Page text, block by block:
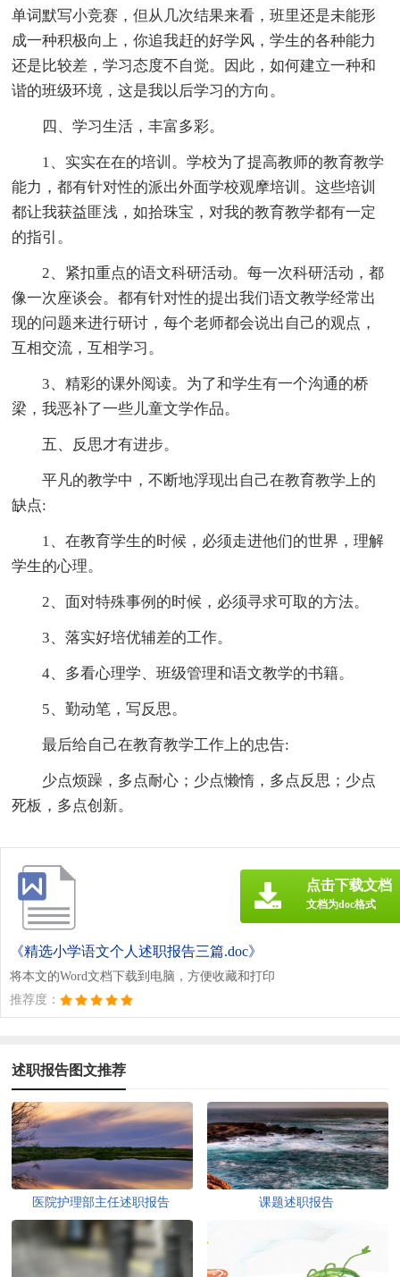
单词默写小竞赛，但从几次结果来看，班里还是未能形
成一种积极向上，你追我赶的好学风，学生的各种能力
还是比较差，学习态度不自觉。因此，如何建立一种和
谐的班级环境，这是我以后学习的方向。
四、学习生活，丰富多彩。
1、实实在在的培训。学校为了提高教师的教育教学
能力，都有针对性的派出外面学校观摩培训。这些培训
都让我获益匪浅，如拾珠宝，对我的教育教学都有一定
的指引。
2、紧扣重点的语文科研活动。每一次科研活动，都
像一次座谈会。都有针对性的提出我们语文教学经常出
现的问题来进行研讨，每个老师都会说出自己的观点，
互相交流，互相学习。
3、精彩的课外阅读。为了和学生有一个沟通的桥
梁，我恶补了一些儿童文学作品。
五、反思才有进步。
平凡的教学中，不断地浮现出自己在教育教学上的
缺点:
1、在教育学生的时候，必须走进他们的世界，理解
学生的心理。
2、面对特殊事例的时候，必须寻求可取的方法。
3、落实好培优辅差的工作。
4、多看心理学、班级管理和语文教学的书籍。
5、勤动笔，写反思。
最后给自己在教育教学工作上的忠告:
少点烦躁，多点耐心；少点懒惰，多点反思；少点
死板，多点创新。
《精选小学语文个人述职报告三篇.doc》
将本文的Word文档下载到电脑，方便收藏和打印
推荐度：
点击下载文档
文档为doc格式
述职报告图文推荐
医院护理部主任述职报告 课题述职报告